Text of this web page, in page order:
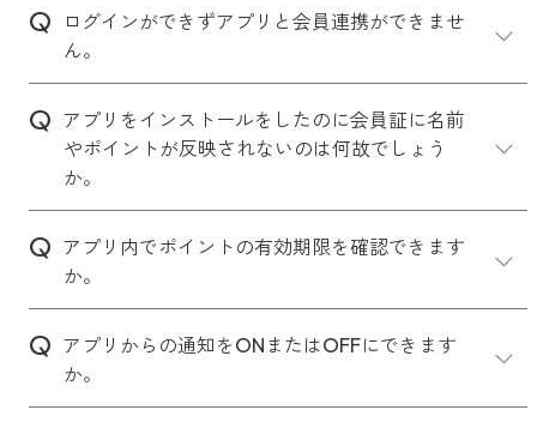
ログインができずアプリと会員連携ができませ
ん。
アプリをインストールをしたのに会員証に名前
やポイントが反映されないのは何故でしょう
か。
アプリ内でポイントの有効期限を確認できます
か。
アプリからの通知をONまたはOFFにできます
か。